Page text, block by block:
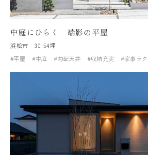
中庭にひらく 端影の平屋
浜松市
30.54坪
#平屋
#中庭 #勾配天井 #収納充実 #家事ラク